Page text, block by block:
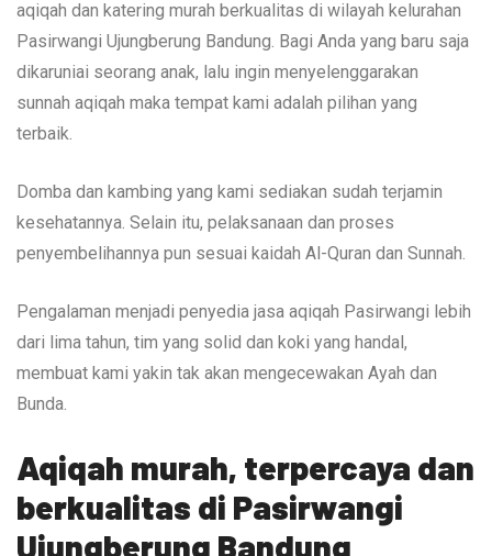
aqiqah dan katering murah berkualitas di wilayah kelurahan
Pasirwangi Ujungberung Bandung. Bagi Anda yang baru saja
dikaruniai seorang anak, lalu ingin menyelenggarakan
sunnah aqiqah maka tempat kami adalah pilihan yang
terbaik.
Domba dan kambing yang kami sediakan sudah terjamin
kesehatannya. Selain itu, pelaksanaan dan proses
penyembelihannya pun sesuai kaidah Al-Quran dan Sunnah.
Pengalaman menjadi penyedia jasa aqiqah Pasirwangi lebih
dari lima tahun, tim yang solid dan koki yang handal,
membuat kami yakin tak akan mengecewakan Ayah dan
Bunda.
Aqiqah murah, terpercaya dan
berkualitas di Pasirwangi
Ujungberung Bandung